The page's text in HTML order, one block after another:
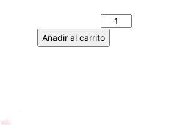
Añadir al carrito